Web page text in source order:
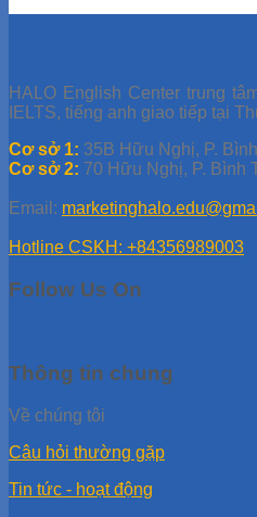
HALO English Center trung
IELTS, tiếng anh giao tiếp tại
Cơ sở 1: 35B Hữu Nghị, P.
Cơ sở 2: 70 Hữu Nghị, P. Bình
Email:
Hotline CSKH: +84356989003
Follow Us On
Thông tin chung
Về chúng tôi
Câu hỏi thường gặp
Tin tức - hoạt động